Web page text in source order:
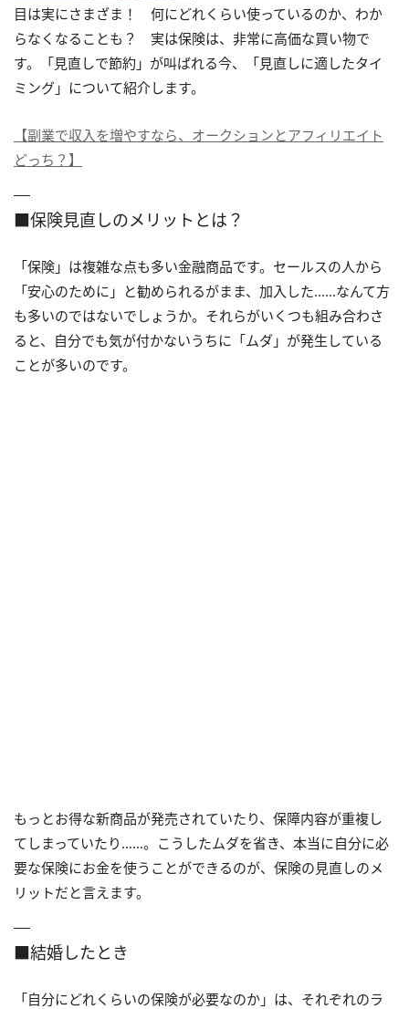
目は実にさまざま！ 何にどれくらい使っているのか、わか
らなくなることも？ 実は保険は、非常に高価な買い物で
す。「見直しで節約」が叫ばれる今、「見直しに適したタイ
ミング」について紹介します。
【副業で収入を増やすなら、オークションとアフィリエイト
どっち？】
■保険見直しのメリットとは？
「保険」は複雑な点も多い金融商品です。セールスの人から
「安心のために」と勧められるがまま、加入した……なんて方
も多いのではないでしょうか。それらがいくつも組み合わさ
ると、自分でも気が付かないうちに「ムダ」が発生している
ことが多いのです。
もっとお得な新商品が発売されていたり、保障内容が重複し
てしまっていたり……。こうしたムダを省き、本当に自分に必
要な保険にお金を使うことができるのが、保険の見直しのメ
リットだと言えます。
■結婚したとき
「自分にどれくらいの保険が必要なのか」は、それぞれのラ